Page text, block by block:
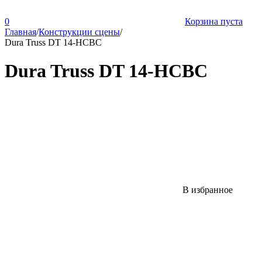
0
Корзина пуста
Главная/Конструкции сцены/
Dura Truss DT 14-HCBC
Dura Truss DT 14-HCBC
В избранное